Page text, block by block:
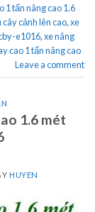
1 tấn nâng cao 1.6
cây cảnh lên cao,xe
e1016,xe nâng
cao 1 tấn nâng cao
Leave a comment
1.6 mét
HUYEN